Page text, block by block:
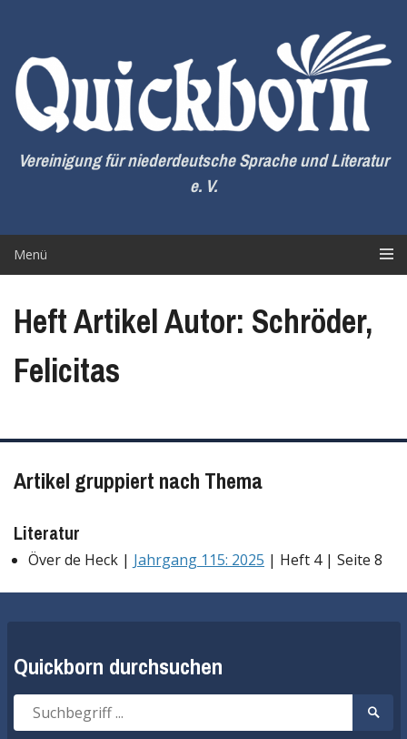
springen
Vereinigung für niederdeutsche Sprache und Literatur
e. V.
Menü
Heft Artikel Autor: Schröder,
Felicitas
Artikel gruppiert nach Thema
Literatur
Över de Heck | Jahrgang 115: 2025 | Heft 4 | Seite 8
Quickborn durchsuchen
Suche
nach:
Suche